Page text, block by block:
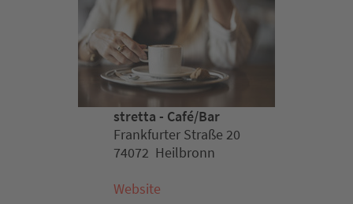
stretta - Café/Bar
Frankfurter Straße 20
74072 Heilbronn
Website